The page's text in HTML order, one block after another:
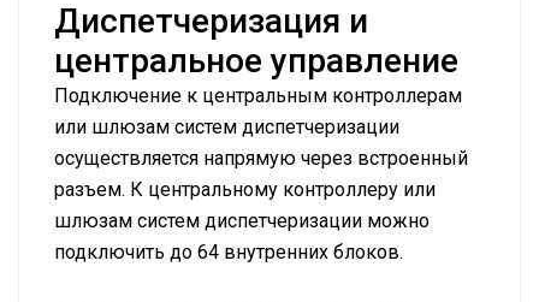
Диспетчеризация и
центральное управление
Подключение к центральным контроллерам
или шлюзам систем диспетчеризации
осуществляется напрямую через встроенный
разъем. К центральному контроллеру или
шлюзам систем диспетчеризации можно
подключить до 64 внутренних блоков.